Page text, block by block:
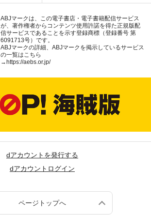
ABJマークは、この電子書店・電子書籍配信サービス
が、著作権者からコンテンツ使用許諾を得た正規版配
信サービスであることを示す登録商標（登録番号 第
6091713号）です。
ABJマークの詳細、ABJマークを掲示しているサービス
の一覧はこちら
→ https://aebs.or.jp/
dアカウントを発行する
dアカウントログイン
ページトップへ